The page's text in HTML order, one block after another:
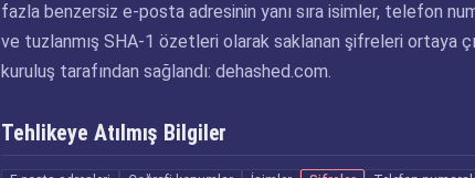
fazla benzersiz e-posta adresinin yanı sıra isimler, telefon
ve tuzlanmış SHA-1 özetleri olarak saklanan şifreleri ortaya
kuruluş tarafından sağlandı: dehashed.com.
Tehlikeye Atılmış Bilgiler